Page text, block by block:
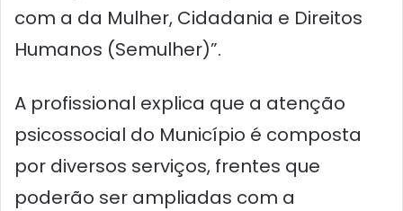
com a da Mulher, Cidadania e Direitos
Humanos (Semulher)”.
A profissional explica que a atenção
psicossocial do Município é composta
por diversos serviços, frentes que
poderão ser ampliadas com a